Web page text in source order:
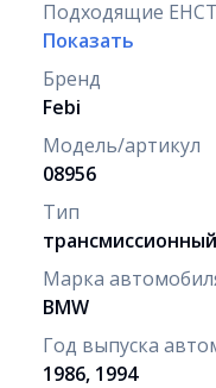
Подходящие
Показать
Бренд
Febi
Модель/артикул
08956
Тип
Марка
BMW
Год выпуска
1986, 1994